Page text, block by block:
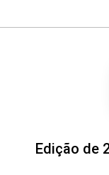
Edição de